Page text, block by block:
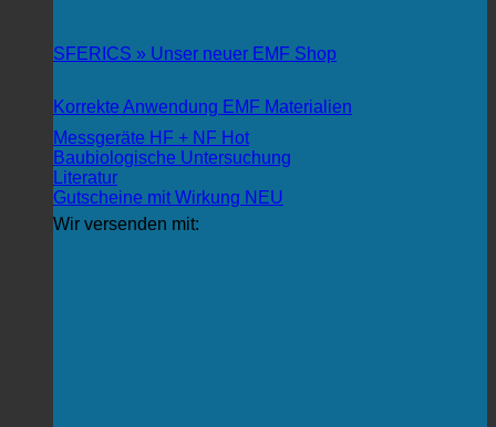
SFERICS » Unser neuer EMF Shop
Korrekte Anwendung EMF Materialien
Messgeräte HF + NF
Baubiologische Untersuchung
Literatur
Gutscheine mit Wirkung
Wir versenden mit: